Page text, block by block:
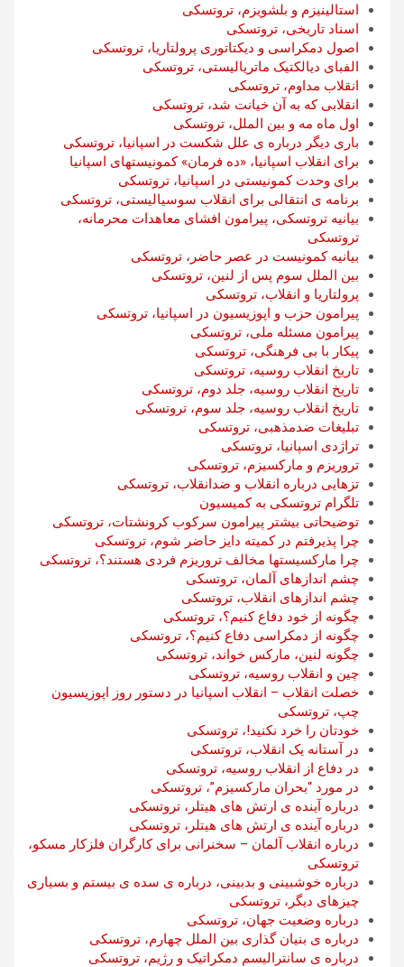
استالینیزم و بلشویزم، تروتسکی
اسناد تاریخی، تروتسکی
اصول دمکراسی و دیکتاتوری پرولتاریا، تروتسکی
الفبای دیالکتیک ماتریالیستی، تروتسکی
انقلاب مداوم، تروتسکی
انقلابی که به آن خیانت شد، تروتسکی
اول ماه مه و بین الملل، تروتسکی
باری دیگر درباره ی علل شکست در اسپانیا، تروتسکی
برای انقلاب اسپانیا، «ده فرمان» کمونیستهای اسپانیا
برای وحدت کمونیستی در اسپانیا، تروتسکی
برنامه ی انتقالی برای انقلاب سوسیالیستی، تروتسکی
بیانیه تروتسکی، پیرامون افشای معاهدات محرمانه،
تروتسکی
بیانیه کمونیست در عصر حاضر، تروتسکی
بین الملل سوم پس از لنین، تروتسکی
پرولتاریا و انقلاب، تروتسکی
پیرامون حزب و اپوزیسیون در اسپانیا، تروتسکی
پیرامون مسئله ملی، تروتسکی
پیکار با بی فرهنگی، تروتسکی
تاریخ انقلاب روسیه، تروتسکی
تاریخ انقلاب روسیه، جلد دوم، تروتسکی
تاریخ انقلاب روسیه، جلد سوم، تروتسکی
تبلیغات ضدمذهبی، تروتسکی
تراژدی اسپانیا، تروتسکی
تروریزم و مارکسیزم، تروتسکی
تزهایی درباره انقلاب و ضدانقلاب، تروتسکی
تلگرام تروتسکی به کمیسیون
توضیحاتی بیشتر پیرامون سرکوب کرونشتات، تروتسکی
چرا پذیرفتم در کمیته دایز حاضر شوم، تروتسکی
چرا مارکسیستها مخالف تروریزم فردی هستند؟، تروتسکی
چشم اندازهای آلمان، تروتسکی
چشم اندازهای انقلاب، تروتسکی
چگونه از خود دفاع کنیم؟، تروتسکی
چگونه از دمکراسی دفاع کنیم؟، تروتسکی
چگونه لنین، مارکس خواند، تروتسکی
چین و انقلاب روسیه، تروتسکی
خصلت انقلاب – انقلاب اسپانیا در دستور روز اپوزیسیون
چپ، تروتسکی
خودتان را خرد نکنید!، تروتسکی
در آستانه یک انقلاب، تروتسکی
در دفاع از انقلاب روسیه، تروتسکی
در مورد “بحران مارکسیزم”، تروتسکی
درباره آینده ی ارتش های هیتلر، تروتسکی
درباره آینده ی ارتش های هیتلر، تروتسکی
درباره انقلاب آلمان – سخنرانی برای کارگران فلزکار مسکو،
تروتسکی
درباره خوشبینی و بدبینی، درباره ی سده ی بیستم و بسیاری
چیزهای دیگر، تروتسکی
درباره وضعیت جهان، تروتسکی
درباره ی بنیان گذاری بین الملل چهارم، تروتسکی
درباره ی سانترالیسم دمکراتیک و رژیم، تروتسکی